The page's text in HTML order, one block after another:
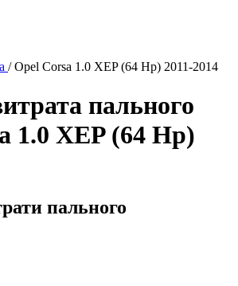
/ Opel Corsa 1.0 XEP (64 Hp) 2011-2014
пального
1.0 XEP (64 Hp)
пального